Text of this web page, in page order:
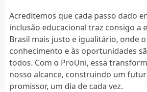
Acreditemos que cada passo dado
inclusão educacional traz consigo a
Brasil mais justo e igualitário, onde o
conhecimento e às oportunidades
todos. Com o ProUni, essa
nosso alcance, construindo um
promissor, um dia de cada vez.